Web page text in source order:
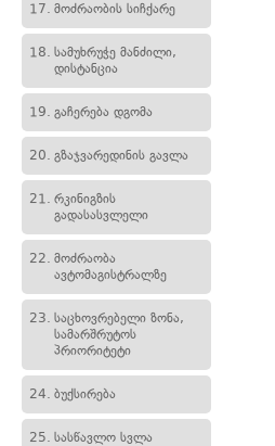
17. მოძრაობის სიჩქარე
18. სამუხრუჭე მანძილი,
დისტანცია
19. გაჩერება დგომა
20. გზაჯვარედინის გავლა
21. რკინიგზის
გადასასვლელი
22. მოძრაობა
ავტომაგისტრალზე
23. საცხოვრებელი ზონა,
სამარშრუტოს
პრიორიტეტი
24. ბუქსირება
25. სასწავლო სვლა